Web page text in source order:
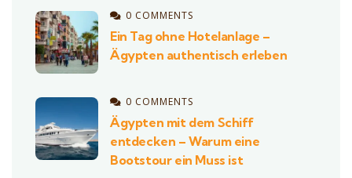
0 COMMENTS
Ein Tag ohne Hotelanlage –
Ägypten authentisch erleben
0 COMMENTS
Ägypten mit dem Schiff
entdecken – Warum eine
Bootstour ein Muss ist